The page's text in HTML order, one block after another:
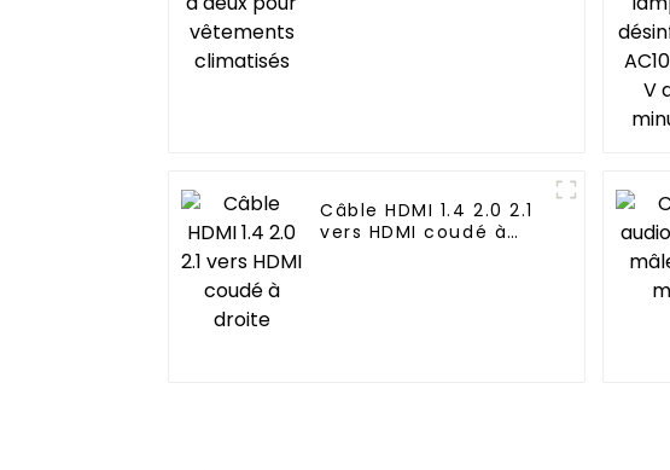
Câble HDMI 1.4 2.0 2.1
vers HDMI coudé à